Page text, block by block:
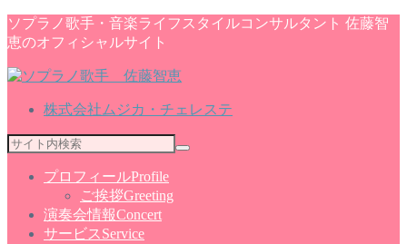
ソプラノ歌手・音楽ライフスタイルコンサルタント 佐藤智
恵のオフィシャルサイト
株式会社ムジカ・チェレステ
プロフィールProfile
ご挨拶Greeting
演奏会情報Concert
サービス Service